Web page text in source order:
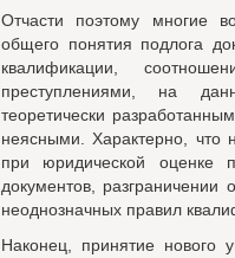
Отчасти поэтому многие
общего понятия подлога
квалификации,
преступлениями, на
теоретически
неясными. Характерно, что
при юридической оценке
документов,
неоднозначных правил
Наконец, принятие нового